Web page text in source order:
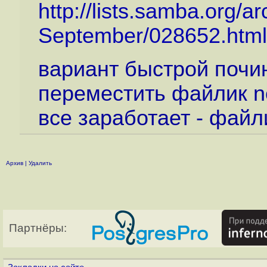
http://lists.samba.org/
September/028652.html
вариант быстрой
переместить файлик
все заработает -
Архив | Удалить
Партнёры: